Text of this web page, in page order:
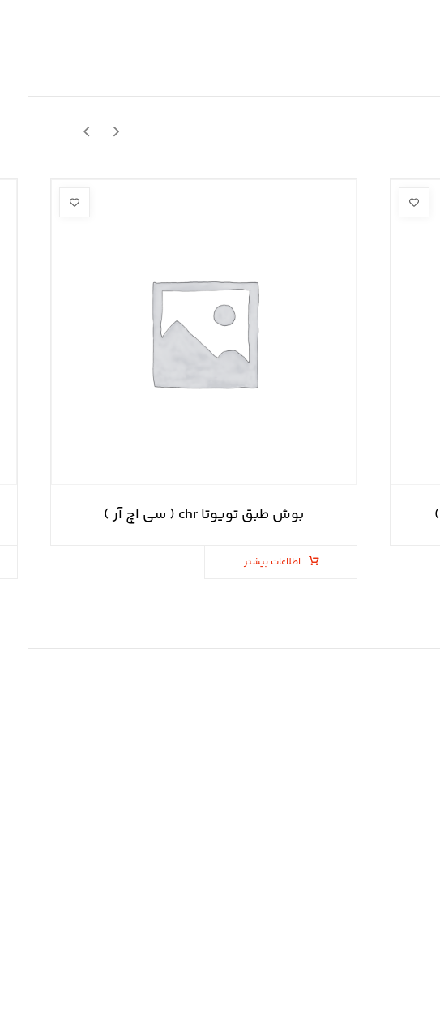
بوش طبق تویوتا chr ( سی اچ آر )
اطلاعات بیشتر